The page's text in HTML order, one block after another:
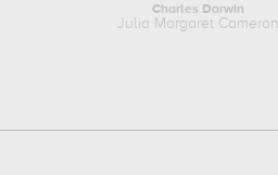
Charles Darwin
Julia Margaret Cameron